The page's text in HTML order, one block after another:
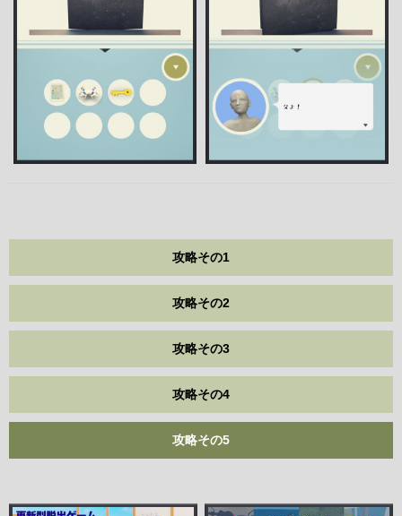
攻略その1
攻略その2
攻略その3
攻略その4
攻略その5